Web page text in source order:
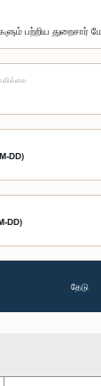
DD)
DD)
தேடு